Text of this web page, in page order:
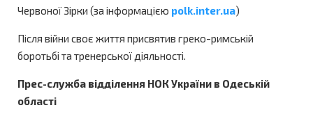
Червоної Зірки (за інформацією polk.inter.ua)
Після війни своє життя присвятив греко-римській
боротьбі та тренерської діяльності.
Прес-служба відділення НОК України в Одеській
області